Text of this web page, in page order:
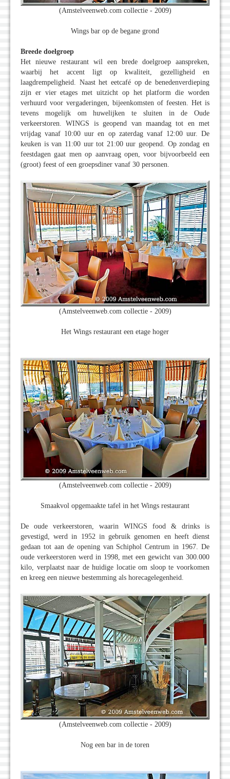
(Amstelveenweb.com collectie - 2009)
Wings bar op de begane grond
Breede doelgroep
Het nieuwe restaurant wil een brede doelgroep aanspreken,
waarbij het accent ligt op kwaliteit, gezelligheid en
laagdrempeligheid. Naast het eetcafé op de benedenverdieping
zijn er vier etages met uitzicht op het platform die worden
verhuurd voor vergaderingen, bijeenkomsten of feesten. Het is
tevens mogelijk om huwelijken te sluiten in de Oude
verkeerstoren. WINGS is geopend van maandag tot en met
vrijdag vanaf 10:00 uur en op zaterdag vanaf 12:00 uur. De
keuken is van 11:00 uur tot 21:00 uur geopend. Op zondag en
feestdagen gaat men op aanvraag open, voor bijvoorbeeld een
(groot) feest of een groepsdiner vanaf 30 personen.
(Amstelveenweb.com collectie - 2009)
Het Wings restaurant een etage hoger
(Amstelveenweb.com collectie - 2009)
Smaakvol opgemaakte tafel in het Wings restaurant
De oude verkeerstoren, waarin WINGS food & drinks is
gevestigd, werd in 1952 in gebruik genomen en heeft dienst
gedaan tot aan de opening van Schiphol Centrum in 1967. De
oude verkeerstoren werd in 1998, met een gewicht van 300.000
kilo, verplaatst naar de huidige locatie om sloop te voorkomen
en kreeg een nieuwe bestemming als horecagelegenheid.
(Amstelveenweb.com collectie - 2009)
Nog een bar in de toren